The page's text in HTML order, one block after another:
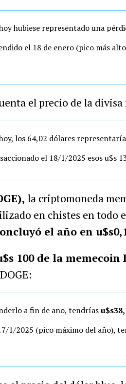
hubiese representado una
el 18 de enero (pico más
el precio de la
los 64,02 dólares
el 18/1/2025 esos u$s
la criptomoneda
en chistes en todo
el año en
100 de la memecoin
DOGE:
a fin de año, tendrías
1/2025 (pico máximo del año),